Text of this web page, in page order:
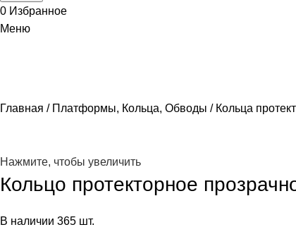
0 Избранное
Меню
Главная Платформы, Кольца, Обводы Кольца
Нажмите, чтобы увеличить
Кольцо протекторное
В наличии 365 шт.